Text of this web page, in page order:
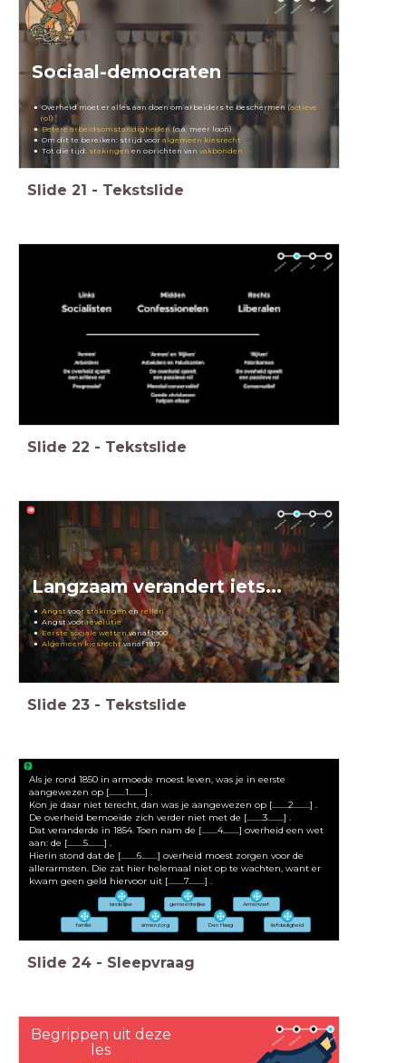
Sociaal-democraten
Overheid moet er alles aan doen om arbeiders te beschermen (actieve
rol)
Betere arbeidsomstandigheden(o.a. meer loon)
Om dit te bereiken: strijd vooralgemeen kiesrecht
Tot die tijd: stakingen en oprichten vanvakbonden
Slide 21 - Tekstslide
Slide 22 - Tekstslide
Langzaam verandert iets...
Angstvoorstakingen enrellen
Angst voorrevolutie
Eerste sociale wettenvanaf 1900
Algemeen kiesrechtvanaf 1917
Slide 23 - Tekstslide
Als je rond 1850 in armoede moest leven, was je in eerste
aangewezen op [.........1.........] .
Kon je daar niet terecht, dan was je aangewezen op [.........2.........] .
De overheid bemoeide zich verder niet met de [.........3.........] .
Dat veranderde in 1854. Toen nam de [.........4.........] overheid een wet
aan: de [.........5.........] .
Hierin stond dat de [.........6.........] overheid moest zorgen voor de
allerarmsten. Die zat hier helemaal niet op te wachten, want er
kwam geen geld hiervoor uit [.........7.........] .
landelijke
familie
gemeentelijke Armenwet
armenzorg Den Haag liefdadigheid
Slide 24 - Sleepvraag
Begrippen uit deze
les